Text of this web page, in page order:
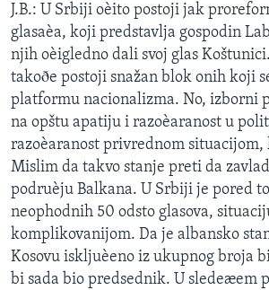
pretraguEKONOMIJA
NAUKA I TEHNOLOGIJA
MEDICINA
KULTURA
DRUŠTVO
SPORT
INTERVJU
PRATITE NAS
Jezici
J.B.: U Srbiji oèito postoji jak
glasaèa, koji predstavlja gospodin
njih oèigledno dali svoj glas
takoðe postoji snažan blok onih koji
platformu nacionalizma. No, izborni
na opštu apatiju i razoèaranost u
razoèaranost privrednom situacijom,
Mislim da takvo stanje preti da
podruèju Balkana. U Srbiji je pored
neophodnih 50 odsto glasova,
komplikovanijom. Da je albansko
Kosovu iskljuèeno iz ukupnog broja
bi sada bio predsednik. U sledeæem